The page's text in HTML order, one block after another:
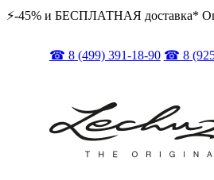
⚡️️-45% и БЕСПЛАТНАЯ доставка*
☎ 8 (499) 391-18-90 ☎ 8